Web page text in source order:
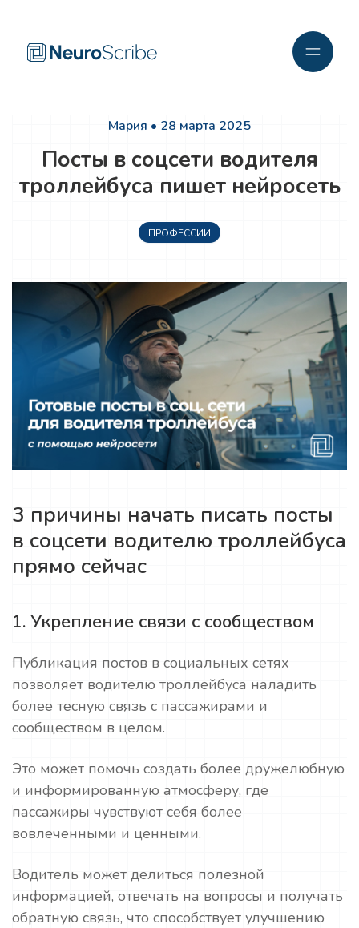
Мария • 28 марта 2025
Посты в соцсети водителя
троллейбуса пишет нейросеть
ПРОФЕССИИ
3 причины начать писать посты
в соцсети водителю троллейбуса
прямо сейчас
1. Укрепление связи с сообществом
Публикация постов в социальных сетях
позволяет водителю троллейбуса наладить
более тесную связь с пассажирами и
сообществом в целом.
Это может помочь создать более дружелюбную
и информированную атмосферу, где
пассажиры чувствуют себя более
вовлеченными и ценными.
Водитель может делиться полезной
информацией, отвечать на вопросы и получать
обратную связь, что способствует улучшению